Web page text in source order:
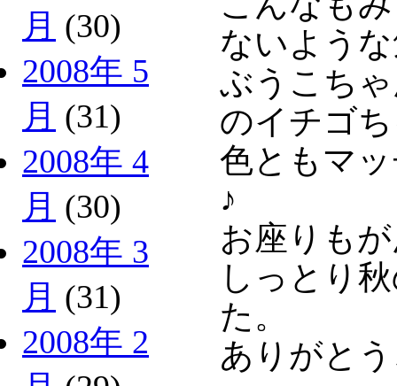
月 (30)
2008年 5
月 (31)
2008年 4
月 (30)
2008年 3
月 (31)
2008年 2
ないよう
ぶうこち
のイチゴ
色ともマ
♪
お座りも
しっとり
た。
ありがと